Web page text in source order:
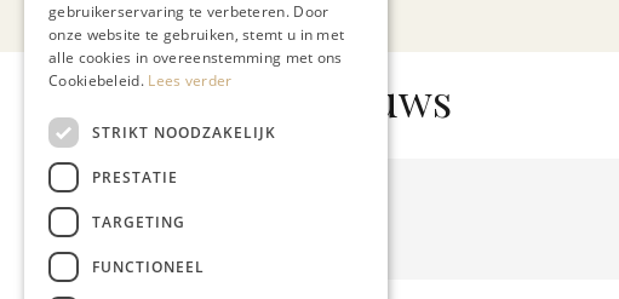
Gerelateerd nieuws
gebruikerservaring te verbeteren. Door
onze website te gebruiken, stemt u in met
alle cookies in overeenstemming met ons
Cookiebeleid. Lees verder
STRIKT NOODZAKELIJK
PRESTATIE
TARGETING
FUNCTIONEEL